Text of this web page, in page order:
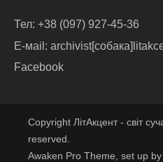
Тел: +38 (097) 927-45-36
E-маіl:
Facebook
Copyright ЛітАкцент - світ
reserved.
Awaken Pro Theme, set up